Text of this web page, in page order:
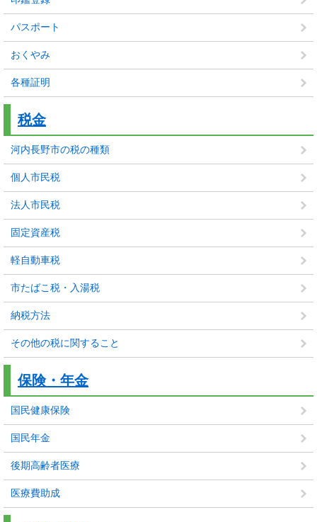
パスポート
おくやみ
各種証明
税金
河内長野市の税の種類
個人市民税
法人市民税
固定資産税
軽自動車税
市たばこ税・入湯税
納税方法
その他の税に関すること
保険・年金
国民健康保険
国民年金
後期高齢者医療
医療費助成